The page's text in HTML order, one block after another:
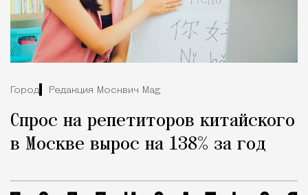
Город Редакция Москвич Mag
Спрос на репетиторов китайского
в Москве вырос на 138% за год